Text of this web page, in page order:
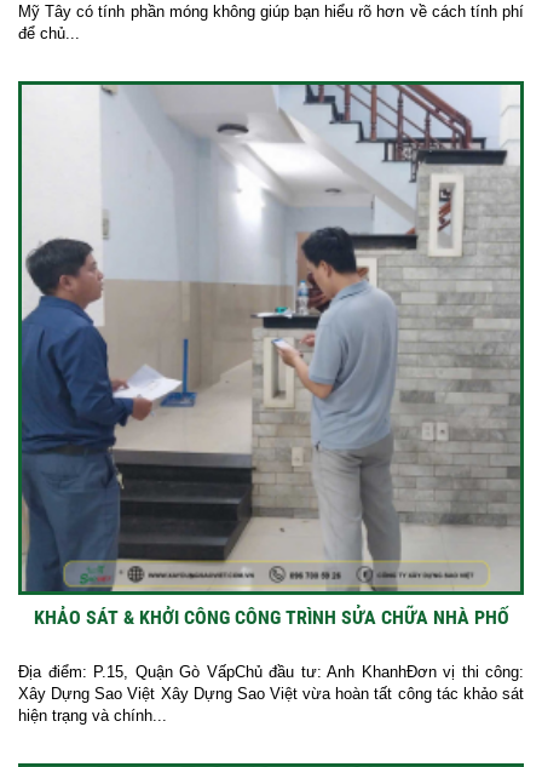
Mỹ Tây có tính phần móng không giúp bạn hiểu rõ hơn về cách tính phí
để chủ...
KHẢO SÁT & KHỞI CÔNG CÔNG TRÌNH SỬA CHỮA NHÀ PHỐ
Địa điểm: P.15, Quận Gò VấpChủ đầu tư: Anh KhanhĐơn vị thi công:
Xây Dựng Sao Việt Xây Dựng Sao Việt vừa hoàn tất công tác khảo sát
hiện trạng và chính...